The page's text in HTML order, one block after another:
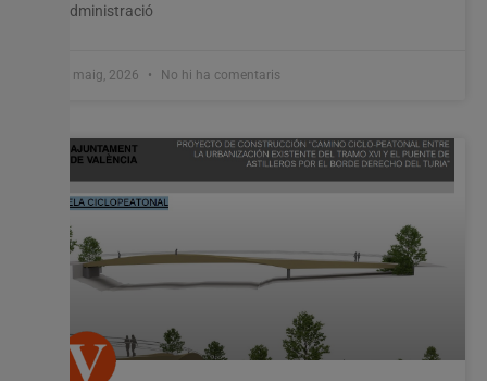
l’administració
28 maig, 2026 No hi ha comentaris